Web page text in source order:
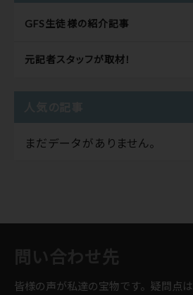
GFS生徒様の紹介記事
元記者スタッフが取材！
まだデータがありません。
皆様の声が私達の宝物です。疑問点